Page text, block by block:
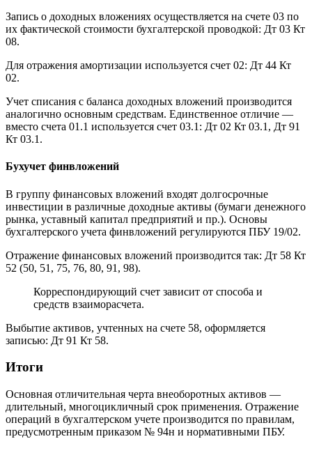
Запись о доходных вложениях осуществляется на счете 03 по
их фактической стоимости бухгалтерской проводкой: Дт 03 Кт
08.
Для отражения амортизации используется счет 02: Дт 44 Кт
02.
Учет списания с баланса доходных вложений производится
аналогично основным средствам. Единственное отличие —
вместо счета 01.1 используется счет 03.1: Дт 02 Кт 03.1, Дт 91
Кт 03.1.
Бухучет финвложений
В группу финансовых вложений входят долгосрочные
инвестиции в различные доходные активы (бумаги денежного
рынка, уставный капитал предприятий и пр.). Основы
бухгалтерского учета финвложений регулируются ПБУ 19/02.
Отражение финансовых вложений производится так: Дт 58 Кт
52 (50, 51, 75, 76, 80, 91, 98).
Корреспондирующий счет зависит от способа и
средств взаиморасчета.
Выбытие активов, учтенных на счете 58, оформляется
записью: Дт 91 Кт 58.
Итоги
Основная отличительная черта внеоборотных активов —
длительный, многоцикличный срок применения. Отражение
операций в бухгалтерском учете производится по правилам,
предусмотренным приказом № 94н и нормативными ПБУ.